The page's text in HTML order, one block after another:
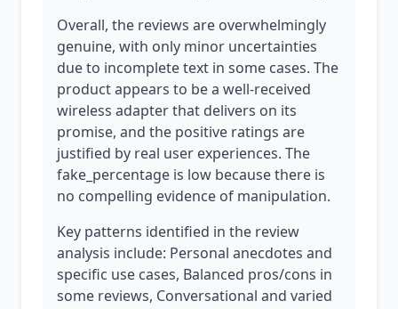
Overall, the reviews are overwhelmingly
genuine, with only minor uncertainties
due to incomplete text in some cases. The
product appears to be a well-received
wireless adapter that delivers on its
promise, and the positive ratings are
justified by real user experiences. The
fake_percentage is low because there is
no compelling evidence of manipulation.
Key patterns identified in the review
analysis include: Personal anecdotes and
specific use cases, Balanced pros/cons in
some reviews, Conversational and varied